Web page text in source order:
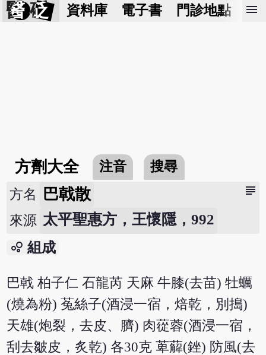
醫 砭 資料庫 電子書 門診地點 預
menu
方劑大全 注音 搜尋
subject
方名 巴戟散
來源 太平聖惠方，王懷隱，992
bubble_chart 組成
巴戟 柏子仁 石龍芮 天麻 牛膝(去苗) 牡蠣
(燒為粉) 菟絲子(酒浸一宿，焙乾，別搗)
天雄(炮裂，去皮、臍) 肉蓯蓉(酒浸一宿，
刮去皺皮，炙乾) 各30克 萆薢(銼) 防風(去